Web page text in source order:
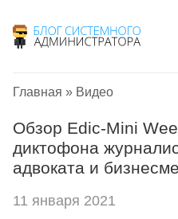
Главная » Видео
Обзор Edic-Mini
диктофона
адвоката и
11 января 2021